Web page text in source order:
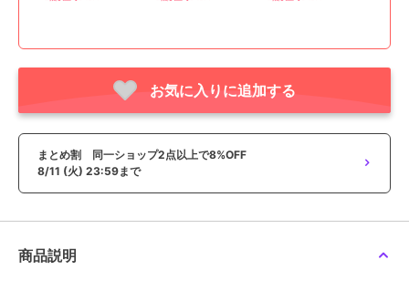
お気に入りに追加する
まとめ割 同一ショップ2点以上で8%OFF
8/11 (火) 23:59まで
商品説明